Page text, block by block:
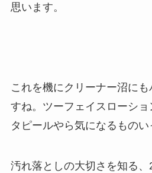
思います。
これを機にクリーナー沼に
すね。ツーフェイスローシ
タピールやら気になるものい
汚れ落としの大切さを知る、